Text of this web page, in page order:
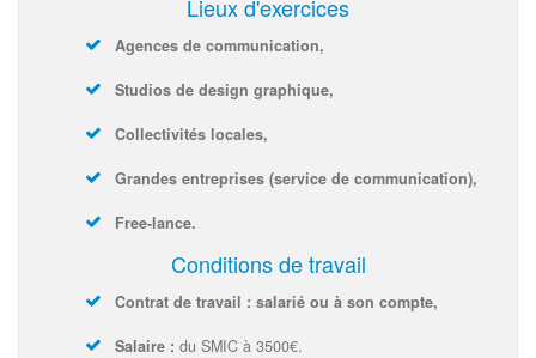
Lieux d'exercices
Agences de communication,
Studios de design graphique,
Collectivités locales,
Grandes entreprises (service de communication),
Free-lance.
Conditions de travail
Contrat de travail : salarié ou à son compte,
Salaire : du SMIC à 3500€.